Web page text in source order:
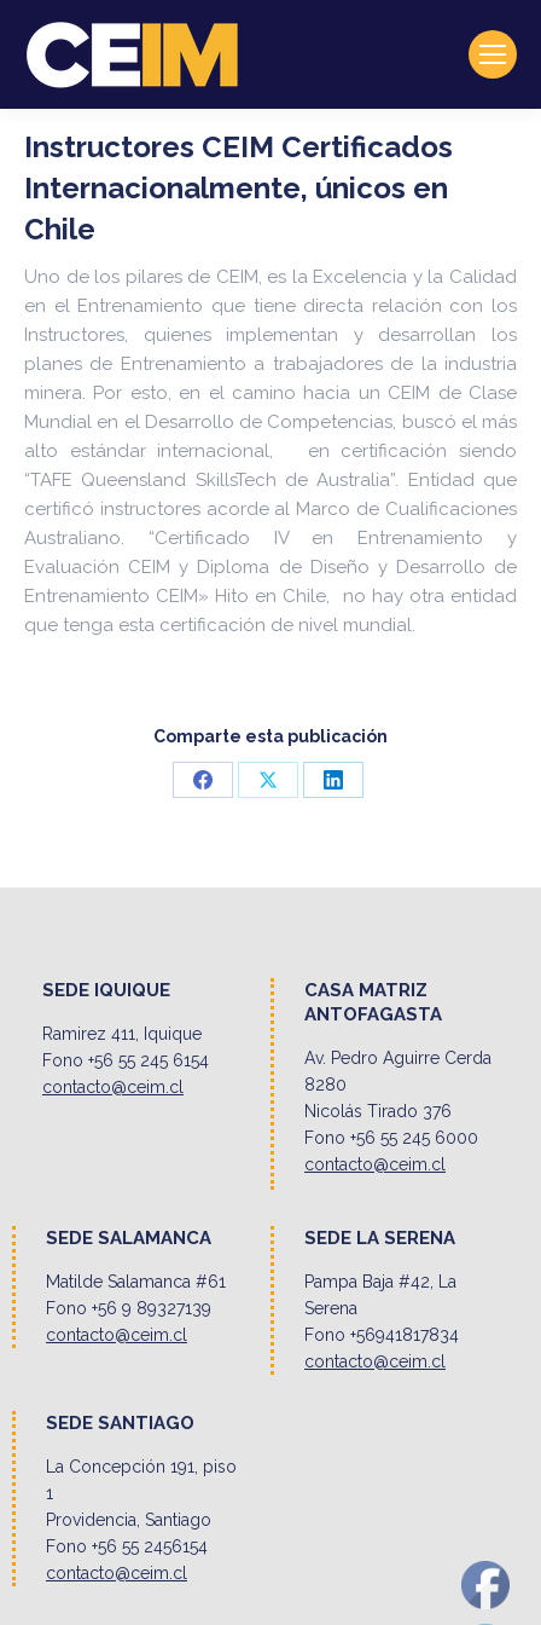
Instructores CEIM Certificados
Internacionalmente, únicos en
Chile
Uno de los pilares de CEIM, es la Excelencia y la Calidad
en el Entrenamiento que tiene directa relación con los
Instructores, quienes implementan y desarrollan los
planes de Entrenamiento a trabajadores de la industria
minera. Por esto, en el camino hacia un CEIM de Clase
Mundial en el Desarrollo de Competencias, buscó el más
alto estándar internacional, en certificación siendo
“TAFE Queensland SkillsTech de Australia”. Entidad que
certificó instructores acorde al Marco de Cualificaciones
Australiano. “Certificado IV en Entrenamiento y
Evaluación CEIM y Diploma de Diseño y Desarrollo de
Entrenamiento CEIM» Hito en Chile, no hay otra entidad
que tenga esta certificación de nivel mundial.
Comparte esta publicación
Share
Share
Share
SEDE IQUIQUE
Ramirez 411, Iquique
Fono +56 55 245 6154
contacto@ceim.cl
CASA MATRIZ
ANTOFAGASTA
Av. Pedro Aguirre Cerda
8280
Nicolás Tirado 376
Fono +56 55 245 6000
contacto@ceim.cl
SEDE SALAMANCA
Matilde Salamanca #61
Fono +56 9 89327139
contacto@ceim.cl
SEDE LA SERENA
Pampa Baja #42, La
Serena
Fono +56941817834
contacto@ceim.cl
SEDE SANTIAGO
La Concepción 191, piso
1
Providencia, Santiago
Fono +56 55 2456154
contacto@ceim.cl